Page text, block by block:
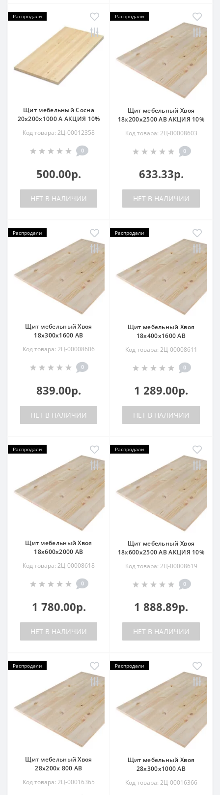
Распродали
Щит мебельный Сосна
20х200х1000 А АКЦИЯ 10%
Код товара: 2Ц-00012358
0
500.00р.
НЕТ В НАЛИЧИИ
Распродали
Щит мебельный Хвоя
18х200х2500 АВ АКЦИЯ 10%
Код товара: 2Ц-00008603
0
633.33р.
НЕТ В НАЛИЧИИ
Распродали
Щит мебельный Хвоя
18х300х1600 АВ
Код товара: 2Ц-00008606
0
839.00р.
НЕТ В НАЛИЧИИ
Распродали
Щит мебельный Хвоя
18х400х1600 АВ
Код товара: 2Ц-00008611
0
1 289.00р.
НЕТ В НАЛИЧИИ
Распродали
Щит мебельный Хвоя
18х600х2000 АВ
Код товара: 2Ц-00008618
0
1 780.00р.
НЕТ В НАЛИЧИИ
Распродали
Щит мебельный Хвоя
18х600х2500 АВ АКЦИЯ 10%
Код товара: 2Ц-00008619
0
1 888.89р.
НЕТ В НАЛИЧИИ
Распродали
Щит мебельный Хвоя
28х200х 800 АВ
Код товара: 2Ц-00016365
Распродали
Щит мебельный Хвоя
28х300х1000 АВ
Код товара: 2Ц-00016366